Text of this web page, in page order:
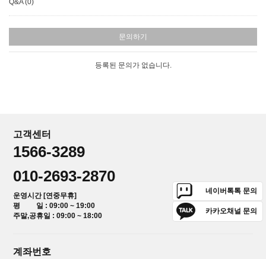
Q&A (0)
문의하기
등록된 문의가 없습니다.
고객센터
1566-3289
010-2693-2870
운영시간 [연중무휴]
평 일 : 09:00 ~ 19:00
주말,공휴일 : 09:00 ~ 18:00
네이버톡톡 문의
카카오채널 문의
계좌번호